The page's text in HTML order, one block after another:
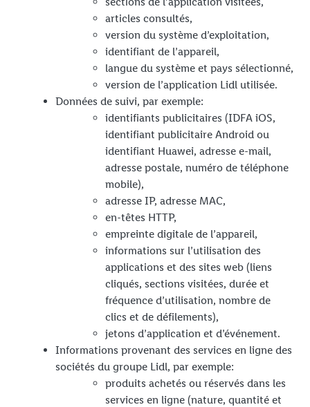
articles consultés,
version du système d’exploitation,
identifiant de l’appareil,
langue du système et pays sélectionné,
version de l’application Lidl utilisée.
Données de suivi, par exemple:
identifiants publicitaires (IDFA iOS,
identifiant publicitaire Android ou
identifiant Huawei, adresse e-mail,
adresse postale, numéro de téléphone
mobile),
adresse IP, adresse MAC,
en-têtes HTTP,
empreinte digitale de l’appareil,
informations sur l’utilisation des
applications et des sites web (liens
cliqués, sections visitées, durée et
fréquence d’utilisation, nombre de
clics et de défilements),
jetons d’application et d’événement.
Informations provenant des services en ligne des
sociétés du groupe Lidl, par exemple:
produits achetés ou réservés dans les
services en ligne (nature, quantité et